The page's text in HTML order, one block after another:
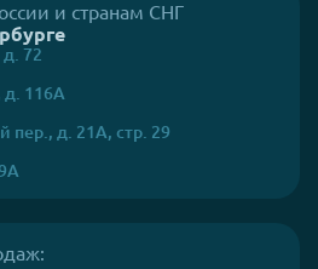
и странам СНГ
72
д. 116А
пер., д. 21А, стр. 29